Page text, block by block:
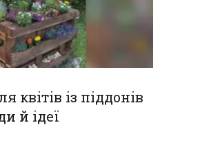
квітів із піддонів
й ідеї